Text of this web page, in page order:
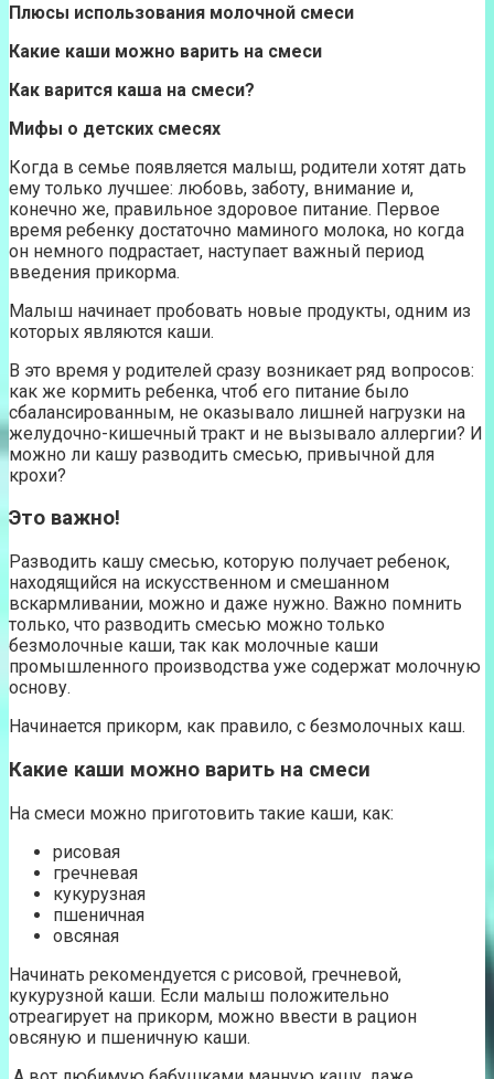
Плюсы использования молочной смеси
Какие каши можно варить на смеси
Как варится каша на смеси?
Мифы о детских смесях
Когда в семье появляется малыш, родители хотят дать
ему только лучшее: любовь, заботу, внимание и,
конечно же, правильное здоровое питание. Первое
время ребенку достаточно маминого молока, но когда
он немного подрастает, наступает важный период
введения прикорма.
Малыш начинает пробовать новые продукты, одним из
которых являются каши.
В это время у родителей сразу возникает ряд вопросов:
как же кормить ребенка, чтоб его питание было
сбалансированным, не оказывало лишней нагрузки на
желудочно-кишечный тракт и не вызывало аллергии? И
можно ли кашу разводить смесью, привычной для
крохи?
Это важно!
Разводить кашу смесью, которую получает ребенок,
находящийся на искусственном и смешанном
вскармливании, можно и даже нужно. Важно помнить
только, что разводить смесью можно только
безмолочные каши, так как молочные каши
промышленного производства уже содержат молочную
основу.
Начинается прикорм, как правило, с безмолочных каш.
Какие каши можно варить на смеси
На смеси можно приготовить такие каши, как:
рисовая
гречневая
кукурузная
пшеничная
овсяная
Начинать рекомендуется с рисовой, гречневой,
кукурузной каши. Если малыш положительно
отреагирует на прикорм, можно ввести в рацион
овсяную и пшеничную каши.